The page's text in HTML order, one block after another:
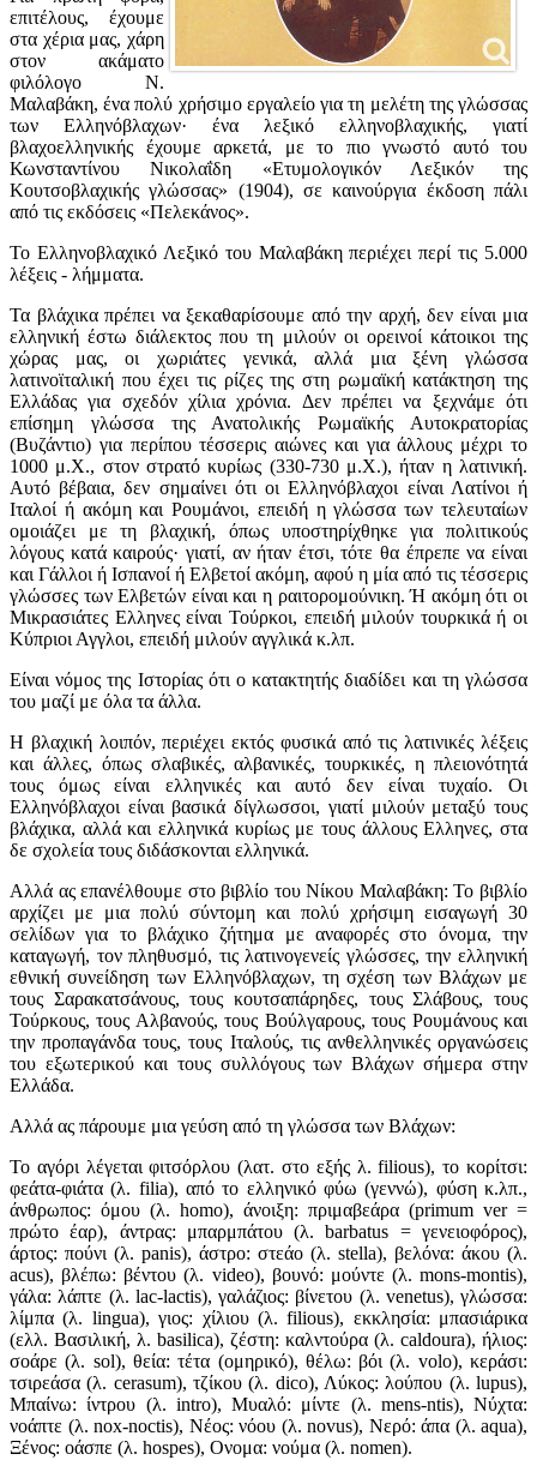
επιτέλους, έχουμε
στα χέρια μας, χάρη
στον ακάματο
φιλόλογο Ν.
Μαλαβάκη, ένα πολύ χρήσιμο εργαλείο για τη μελέτη της γλώσσας
των Ελληνόβλαχων· ένα λεξικό ελληνοβλαχικής, γιατί
βλαχοελληνικής έχουμε αρκετά, με το πιο γνωστό αυτό του
Κωνσταντίνου Νικολαΐδη «Ετυμολογικόν Λεξικόν της
Κουτσοβλαχικής γλώσσας» (1904), σε καινούργια έκδοση πάλι
από τις εκδόσεις «Πελεκάνος».
Το Ελληνοβλαχικό Λεξικό του Μαλαβάκη περιέχει περί τις 5.000
λέξεις - λήμματα.
Τα βλάχικα πρέπει να ξεκαθαρίσουμε από την αρχή, δεν είναι μια
ελληνική έστω διάλεκτος που τη μιλούν οι ορεινοί κάτοικοι της
χώρας μας, οι χωριάτες γενικά, αλλά μια ξένη γλώσσα
λατινοϊταλική που έχει τις ρίζες της στη ρωμαϊκή κατάκτηση της
Ελλάδας για σχεδόν χίλια χρόνια. Δεν πρέπει να ξεχνάμε ότι
επίσημη γλώσσα της Ανατολικής Ρωμαϊκής Αυτοκρατορίας
(Βυζάντιο) για περίπου τέσσερις αιώνες και για άλλους μέχρι το
1000 μ.Χ., στον στρατό κυρίως (330-730 μ.Χ.), ήταν η λατινική.
Αυτό βέβαια, δεν σημαίνει ότι οι Ελληνόβλαχοι είναι Λατίνοι ή
Ιταλοί ή ακόμη και Ρουμάνοι, επειδή η γλώσσα των τελευταίων
ομοιάζει με τη βλαχική, όπως υποστηρίχθηκε για πολιτικούς
λόγους κατά καιρούς· γιατί, αν ήταν έτσι, τότε θα έπρεπε να είναι
και Γάλλοι ή Ισπανοί ή Ελβετοί ακόμη, αφού η μία από τις τέσσερις
γλώσσες των Ελβετών είναι και η ραιτορομούνικη. Ή ακόμη ότι οι
Μικρασιάτες Ελληνες είναι Τούρκοι, επειδή μιλούν τουρκικά ή οι
Κύπριοι Αγγλοι, επειδή μιλούν αγγλικά κ.λπ.
Είναι νόμος της Ιστορίας ότι ο κατακτητής διαδίδει και τη γλώσσα
του μαζί με όλα τα άλλα.
Η βλαχική λοιπόν, περιέχει εκτός φυσικά από τις λατινικές λέξεις
και άλλες, όπως σλαβικές, αλβανικές, τουρκικές, η πλειονότητά
τους όμως είναι ελληνικές και αυτό δεν είναι τυχαίο. Οι
Ελληνόβλαχοι είναι βασικά δίγλωσσοι, γιατί μιλούν μεταξύ τους
βλάχικα, αλλά και ελληνικά κυρίως με τους άλλους Ελληνες, στα
δε σχολεία τους διδάσκονται ελληνικά.
Αλλά ας επανέλθουμε στο βιβλίο του Νίκου Μαλαβάκη: Το βιβλίο
αρχίζει με μια πολύ σύντομη και πολύ χρήσιμη εισαγωγή 30
σελίδων για το βλάχικο ζήτημα με αναφορές στο όνομα, την
καταγωγή, τον πληθυσμό, τις λατινογενείς γλώσσες, την ελληνική
εθνική συνείδηση των Ελληνόβλαχων, τη σχέση των Βλάχων με
τους Σαρακατσάνους, τους κουτσαπάρηδες, τους Σλάβους, τους
Τούρκους, τους Αλβανούς, τους Βούλγαρους, τους Ρουμάνους και
την προπαγάνδα τους, τους Ιταλούς, τις ανθελληνικές οργανώσεις
του εξωτερικού και τους συλλόγους των Βλάχων σήμερα στην
Ελλάδα.
Αλλά ας πάρουμε μια γεύση από τη γλώσσα των Βλάχων:
Το αγόρι λέγεται φιτσόρλου (λατ. στο εξής λ. filious), το κορίτσι:
φεάτα-φιάτα (λ. filia), από το ελληνικό φύω (γεννώ), φύση κ.λπ.,
άνθρωπος: όμου (λ. homo), άνοιξη: πριμαβεάρα (primum ver =
πρώτο έαρ), άντρας: μπαρμπάτου (λ. barbatus = γενειοφόρος),
άρτος: πούνι (λ. panis), άστρο: στεάο (λ. stella), βελόνα: άκου (λ.
acus), βλέπω: βέντου (λ. video), βουνό: μούντε (λ. mons-montis),
γάλα: λάπτε (λ. lac-lactis), γαλάζιος: βίνετου (λ. venetus), γλώσσα:
λίμπα (λ. lingua), γιος: χίλιου (λ. filious), εκκλησία: μπασιάρικα
(ελλ. Βασιλική, λ. basilica), ζέστη: καλντούρα (λ. caldoura), ήλιος:
σοάρε (λ. sol), θεία: τέτα (ομηρικό), θέλω: βόι (λ. volo), κεράσι:
τσιρεάσα (λ. cerasum), τζίκου (λ. dico), Λύκος: λούπου (λ. lupus),
Μπαίνω: ίντρου (λ. intro), Μυαλό: μίντε (λ. mens-ntis), Νύχτα:
νοάπτε (λ. nox-noctis), Νέος: νόου (λ. novus), Νερό: άπα (λ. aqua),
Ξένος: οάσπε (λ. hospes), Ονομα: νούμα (λ. nomen).